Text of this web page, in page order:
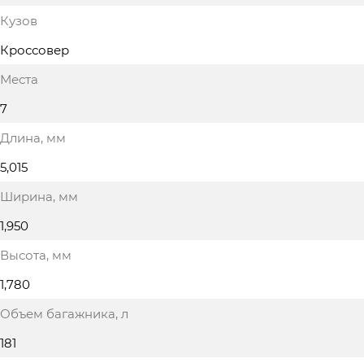
Кузов
Кроссовер
Места
7
Длина, мм
5,015
Ширина, мм
1,950
Высота, мм
1,780
Объем багажника, л
181